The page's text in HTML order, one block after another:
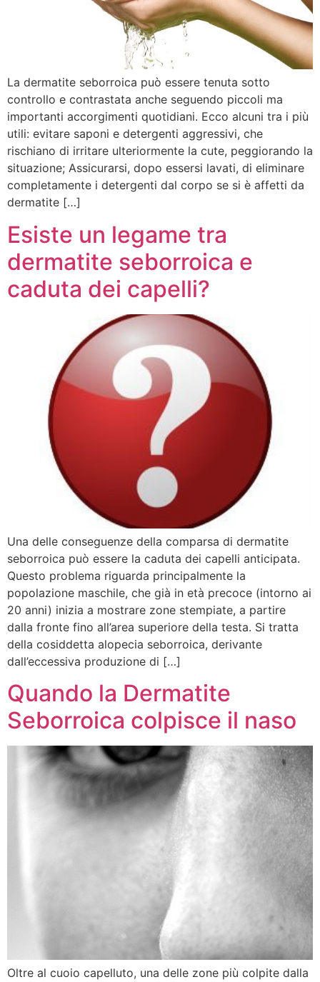
La dermatite seborroica può essere tenuta sotto
controllo e contrastata anche seguendo piccoli ma
importanti accorgimenti quotidiani. Ecco alcuni tra i più
utili: evitare saponi e detergenti aggressivi, che
rischiano di irritare ulteriormente la cute, peggiorando la
situazione; Assicurarsi, dopo essersi lavati, di eliminare
completamente i detergenti dal corpo se si è affetti da
dermatite […]
Esiste un legame tra
dermatite seborroica e
caduta dei capelli?
Una delle conseguenze della comparsa di dermatite
seborroica può essere la caduta dei capelli anticipata.
Questo problema riguarda principalmente la
popolazione maschile, che già in età precoce (intorno ai
20 anni) inizia a mostrare zone stempiate, a partire
dalla fronte fino all’area superiore della testa. Si tratta
della cosiddetta alopecia seborroica, derivante
dall’eccessiva produzione di […]
Quando la Dermatite
Seborroica colpisce il naso
Oltre al cuoio capelluto, una delle zone più colpite dalla